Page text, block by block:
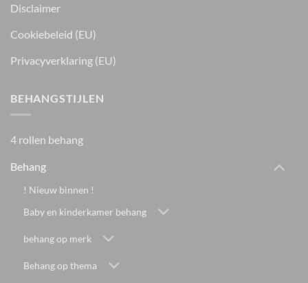
Disclaimer
Cookiebeleid (EU)
Privacyverklaring (EU)
BEHANGSTIJLEN
4 rollen behang
Behang
! Nieuw binnen !
Baby en kinderkamer behang
behang op merk
Behang op thema